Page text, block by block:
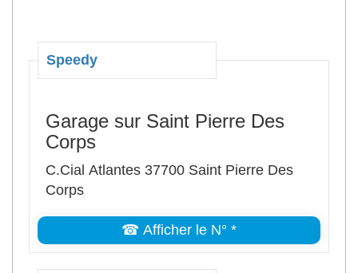
Speedy
Garage sur Saint Pierre Des
Corps
C.Cial Atlantes 37700 Saint Pierre Des
Corps
☎ Afficher le N° *